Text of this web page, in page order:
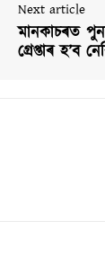
Next article
মানকাচৰত
গ্ৰেপ্তাৰ হ’ব